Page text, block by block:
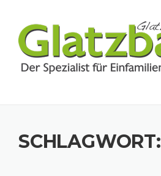
SCHLAGWORT: